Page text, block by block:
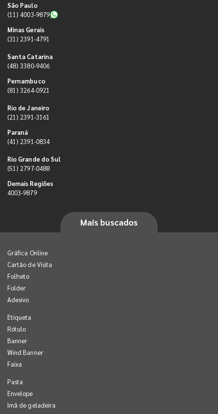
São Paulo
(11) 4003-9879
Minas Gerais
(31) 2391-4791
Santa Catarina
(48) 3380-9406
Pernambuco
(81) 3264-0921
Rio de Janeiro
(21) 2391-3161
Paraná
(41) 2391-0834
Rio Grande do Sul
(51) 2797-0488
Demais Regiões
4003-9879
Mais buscados
Gráfica Online
Cartão de Visita
Folheto
Folder
Adesivo
Etiqueta
Rótulo
Banner
Wind Banner
Faixa
Pasta
Envelope
Imã de geladeira